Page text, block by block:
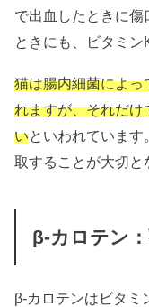
で出血したときに
ときにも、ビタミン
猫は腸内細菌によ
れますが、それだ
いといわれていま
取することが大切と
β-カロテン
β-カロテンはビタミ